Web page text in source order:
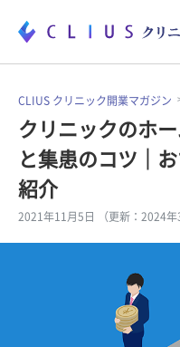
お役立ち資料
開業医のリアル
CLIUS クリニック開業マガジン
クリニックのホ
と集患のコツ｜
紹介
2021年11月5日 （更新：2024年